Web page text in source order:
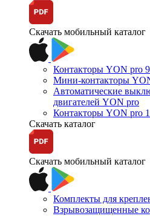
Скачать мобильный каталог
Контакторы YON pro
Мини-контакторы
Автоматические
двигателей YON pro
Контакторы YON pro
Скачать каталог
Скачать мобильный каталог
Комплекты для
Взрывозащищенные